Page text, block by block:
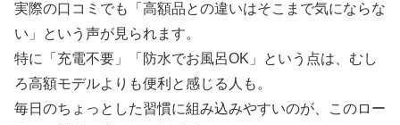
実際の口コミでも「高額品との違いはそこまで気にならな
い」という声が見られます。
特に「充電不要」「防水でお風呂OK」という点は、むし
ろ高額モデルよりも便利と感じる人も。
毎日のちょっとした習慣に組み込みやすいのが、このロー